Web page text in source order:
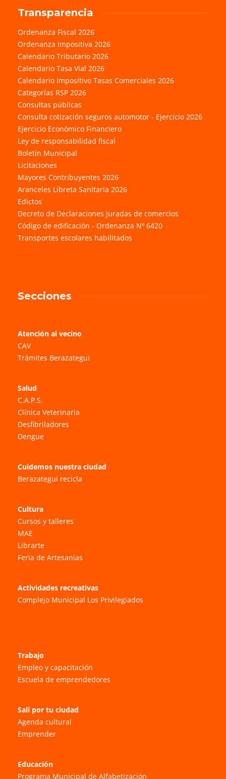
Transparencia
Ordenanza Fiscal 2026
Ordenanza Impositiva 2026
Calendario Tributario 2026
Calendario Tasa Vial 2026
Calendario Impositivo Tasas Comerciales 2026
Categorías RSP 2026
Consultas públicas
Consulta cotización seguros automotor - Ejercicio 2026
Ejercicio Económico Financiero
Ley de responsabilidad fiscal
Boletín Municipal
Licitaciones
Mayores Contribuyentes 2026
Aranceles Libreta Sanitaria 2026
Edictos
Decreto de Declaraciones Juradas de comercios
Código de edificación - Ordenanza Nº 6420
Transportes escolares habilitados
Secciones
Atención al vecino
CAV
Trámites Berazategui
Salud
C.A.P.S.
Clínica Veterinaria
Desfibriladores
Dengue
Cuidemos nuestra ciudad
Berazategui recicla
Cultura
Cursos y talleres
MAE
Librarte
Feria de Artesanías
Actividades recreativas
Complejo Municipal Los Privilegiados
Trabajo
Empleo y capacitación
Escuela de emprendedores
Salí por tu ciudad
Agenda cultural
Emprender
Educación
Programa Municipal de Alfabetización